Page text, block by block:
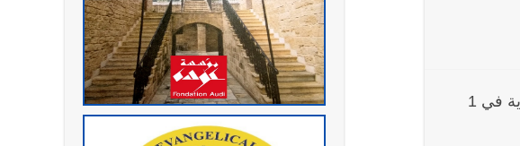
نقابة محرري الصحافة دعت لجمعية عمومية عادية في 1